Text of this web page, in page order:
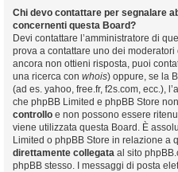
Chi devo contattare per segnalare
concernenti questa Board?
Devi contattare l’amministratore di
prova a contattare uno dei
ancora non ottieni risposta, puoi
una ricerca con whois) oppure, se la
(ad es. yahoo, free.fr, f2s.com, ecc.),
che phpBB Limited e phpBB Store
controllo e non possono essere
viene utilizzata questa Board. È
Limited o phpBB Store in relazione a
direttamente collegata al sito
phpBB stesso. I messaggi di posta